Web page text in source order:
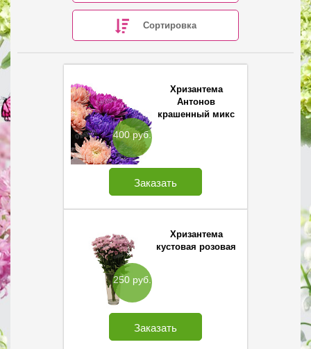
Сортировка
400 руб.
Хризантема
Антонов
крашенный микс
Заказать
250 руб.
Хризантема
кустовая розовая
Заказать